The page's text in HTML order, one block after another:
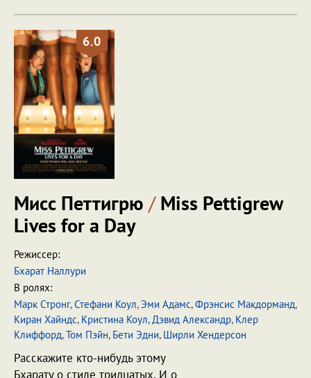
6.0
Мисс Петтигрю /Miss Pettigrew
Lives for a Day
Режиссер:
Бхарат Наллури
В ролях:
Марк Стронг,Стефани Коул,Эми Адамс,Фрэнсис Макдорманд,
Киран Хайндс, Кристина Коул,Дэвид Александр, Клер
Клиффорд,Том Пэйн, Бети Эдни, Ширли Хендерсон
Расскажите кто-нибудь этому
Бхарату о стиле тридцатых. И о